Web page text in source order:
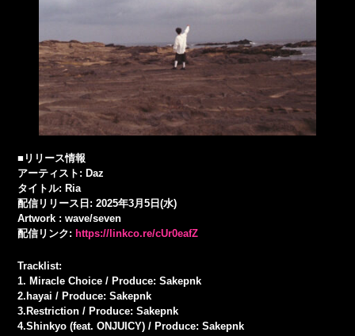
■リリース情報
アーティスト: Daz
タイトル: Ria
配信リリース日: 2025年3月5日(水)
Artwork : wave/seven
配信リンク:https://linkco.re/cUr0eafZ
Tracklist:
1. Miracle Choice / Produce: Sakepnk
2.hayai / Produce: Sakepnk
3.Restriction / Produce: Sakepnk
4.Shinkyo (feat. ONJUICY) / Produce: Sakepnk